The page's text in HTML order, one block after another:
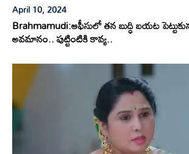
April 10, 2024
Brahmamudi:ఆఫీసులో తన బుద్ధి బయట
అవమానం.. పుట్టింటికి కావ్య..